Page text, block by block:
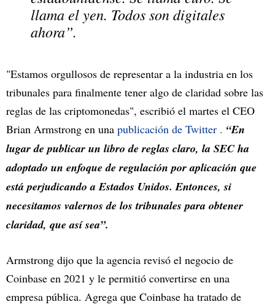
llama el yen. Todos son digitales
ahora”.
"Estamos orgullosos de representar a la industria en los
tribunales para finalmente tener algo de claridad sobre las
reglas de las criptomonedas", escribió el martes el CEO
Brian Armstrong en una publicación de Twitter . “En
lugar de publicar un libro de reglas claro, la SEC ha
adoptado un enfoque de regulación por aplicación que
está perjudicando a Estados Unidos. Entonces, si
necesitamos valernos de los tribunales para obtener
claridad, que así sea”.
Armstrong dijo que la agencia revisó el negocio de
Coinbase en 2021 y le permitió convertirse en una
empresa pública. Agrega que Coinbase ha tratado de